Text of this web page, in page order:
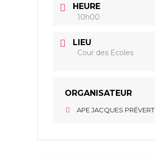
HEURE
10h00
LIEU
Cour des Ecoles
ORGANISATEUR
APE JACQUES PRÉVERT